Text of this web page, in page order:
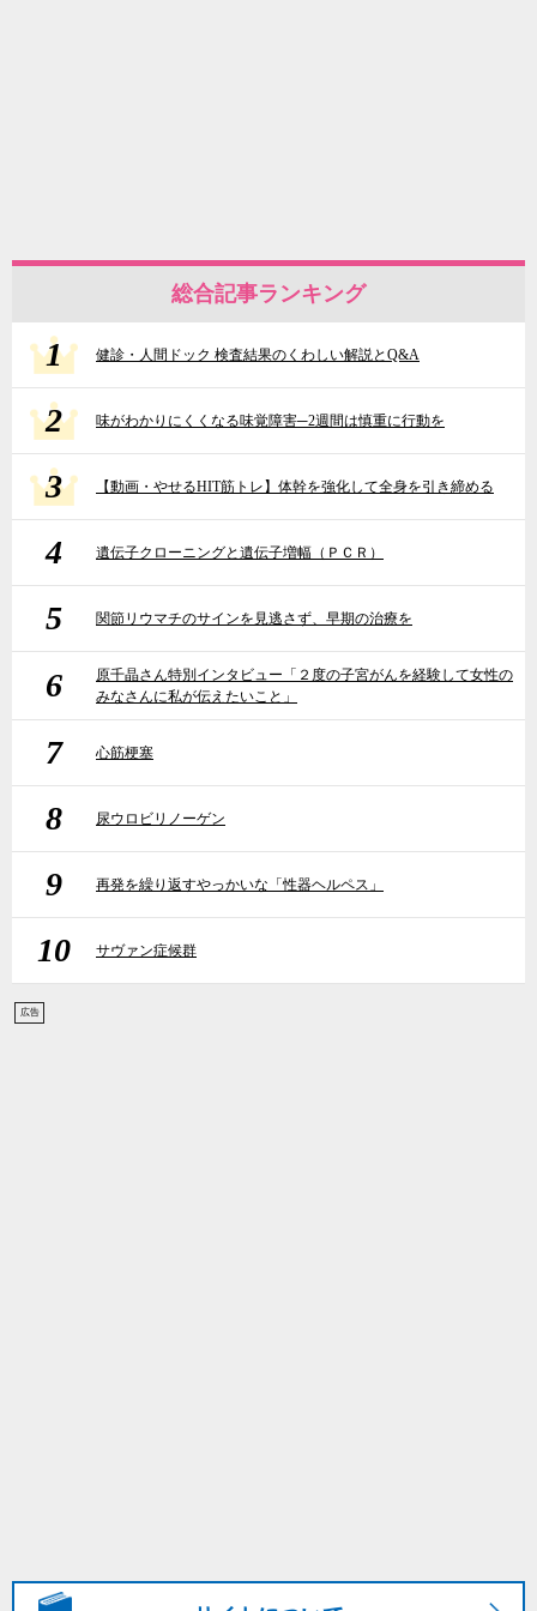
総合記事ランキング
1 健診・人間ドック 検査結果のくわしい解説とQ&A
2 味がわかりにくくなる味覚障害─2週間は慎重に行動を
3 【動画・やせるHIT筋トレ】体幹を強化して全身を引き締める
4 遺伝子クローニングと遺伝子増幅（ＰＣＲ）
5 関節リウマチのサインを見逃さず、早期の治療を
6
原千晶さん特別インタビュー「２度の子宮がんを経験して女性の
みなさんに私が伝えたいこと」
7 心筋梗塞
8 尿ウロビリノーゲン
9 再発を繰り返すやっかいな「性器ヘルペス」
10 サヴァン症候群
広告